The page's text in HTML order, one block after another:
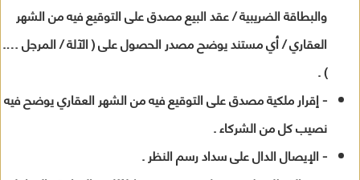
والبطاقة الضريبية / عقد البيع مصدق على التوقيع فيه من الشهر
العقاري / أي مستند يوضح مصدر الحصول على ( الآلة / المرجل ….
) .
- إقرار ملكية مصدق على التوقيع فيه من الشهر العقاري يوضح فيه
نصيب كل من الشركاء .
- الإيصال الدال على سداد رسم النظر .